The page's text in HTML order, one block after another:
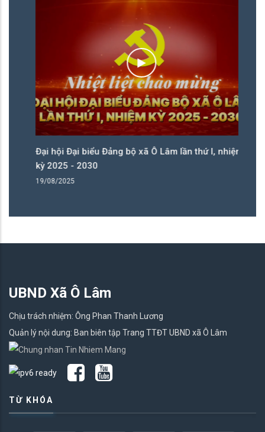
Đại hội Đại biểu Đảng bộ xã Ô Lâm lần thứ I, nhiệm
kỳ 2025 - 2030
19/08/2025
UBND Xã Ô Lâm
Chịu trách nhiệm: Ông Phan Thanh Lương
Quản lý nội dung: Ban biên tập Trang TTĐT UBND xã Ô Lâm
TỪ KHÓA